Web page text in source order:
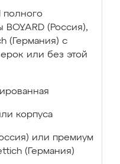
полного
(Россия),
(Германия) с
или без этой
корпуса
или премиум
(Германия)